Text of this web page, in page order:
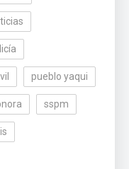
pueblo yaqui
sspm